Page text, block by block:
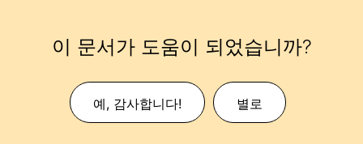
이 문서가 도움이 되었습니까?
예, 감사합니다! 별로